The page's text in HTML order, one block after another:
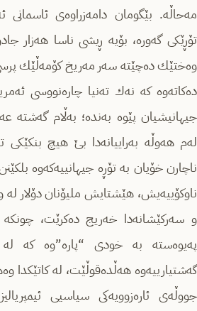
مەحاڵە. بێگومان دامەزراوەى
تۆڕێكى گەورە، بۆیە ڕیشى ناسا هەزار
وەختێك دەچێتە سەر مەریخ كۆمەڵێك
دەكاتەوە كە نەك تەنیا چارەنووسى
جیهانیشیان پێوە بەندە؛ بەڵام گەشتە
لەم هەوڵە بەراییانەدا بێ هیچ بنكێكى
ناچارن خۆیان بە تۆڕە جیهانییەكەوە
ناوكۆییەیش، هێشتایش ملیۆنان دۆلار لە
و سەركێشانەدا خەریج دەكرێت، چونكە
پەیوەستە بە خودى “پارە”وە كە
گەشتیارییەوە هەڵدەقوڵێت، لە كاتێكدا
جووڵەى ئارەزوویەكى سیاسیى